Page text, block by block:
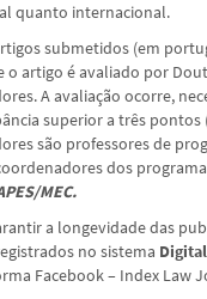
quanto internacional.
submetidos (em
o artigo é avaliado por
A avaliação ocorre,
superior a três
são professores de
dos
MEC.
a longevidade das
no sistema
Facebook – Index Law